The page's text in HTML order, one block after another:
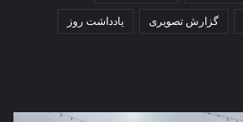
گزارش تصویری یادداشت روز